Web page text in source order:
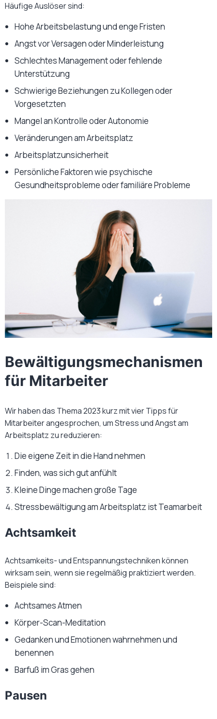
Häufige Auslöser sind:
Hohe Arbeitsbelastung und enge Fristen
Angst vor Versagen oder Minderleistung
Schlechtes Management oder fehlende
Unterstützung
Schwierige Beziehungen zu Kollegen oder
Vorgesetzten
Mangel an Kontrolle oder Autonomie
Veränderungen am Arbeitsplatz
Arbeitsplatzunsicherheit
Persönliche Faktoren wie psychische
Gesundheitsprobleme oder familiäre Probleme
Bewältigungsmechanismen
für Mitarbeiter
Wir haben das Thema 2023 kurz mit vier Tipps für
Mitarbeiter angesprochen, um Stress und Angst am
Arbeitsplatz zu reduzieren:
Die eigene Zeit in die Hand nehmen
Finden, was sich gut anfühlt
Kleine Dinge machen große Tage
Stressbewältigung am Arbeitsplatz ist Teamarbeit
Achtsamkeit
Achtsamkeits- und Entspannungstechniken können
wirksam sein, wenn sie regelmäßig praktiziert werden.
Beispiele sind:
Achtsames Atmen
Körper-Scan-Meditation
Gedanken und Emotionen wahrnehmen und
benennen
Barfuß im Gras gehen
Pausen